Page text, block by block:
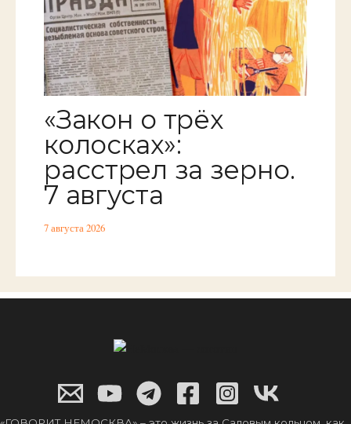
«Закон о трёх
колосках»:
расстрел за зерно.
7 августа
7 августа 2026